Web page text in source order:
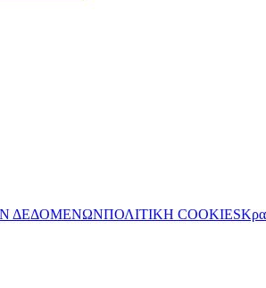
ΔΕΔΟΜΕΝΩΝΠΟΛΙΤΙΚΗ COOKIES